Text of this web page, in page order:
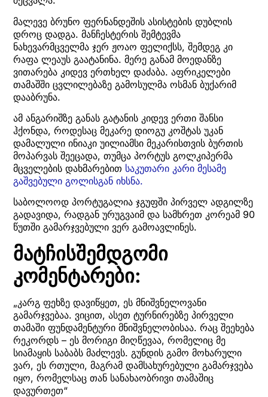
მალევე ბრუნო ფერნანდეშის ასისტების დუბლის
დროც დადგა. მანჩესტერის შემტევმა
ნახევარმცველმა ჯერ ჟოაო ფელიქსს, შემდეგ კი
რაფა ლეაუს გაატანინა. მერე განამ მოედანზე
ვითარება კიდევ ერთხელ დაძაბა. აფრიკელები
თამაშში ცვლილებაზე გამოსულმა ოსმან ბუქარიმ
დააბრუნა.
ამ ანგარიშზე განას გატანის კიდევ ერთი შანსი
ჰქონდა, როდესაც მეკარე დიოგუ კოშტას უკან
დამალული ინიაკი უილიამსი მეკარისთვის ბურთის
მოპარვას შეეცადა, თუმცა პორტუს გოლკიპერმა
მცველების დახმარებით საკუთარი კარი მესამე
გაშვებული გოლისგან იხსნა.
საბოლოოდ პორტუგალია ჯგუფში პირველ ადგილზე
გადავიდა, რადგან ურუგვაიმ და სამხრეთ კორეამ 90
წუთში გამარჯვებული ვერ გამოავლინეს.
მატჩისშემდგომი
კომენტარები:
„კარგ ფეხზე დავიწყეთ, ეს მნიშვნელოვანი
გამარჯვებაა. ვიცით, ასეთ ტურნირებზე პირველი
თამაში ფუნდამენტური მნიშვნელობისაა. რაც შეეხება
რეკორდს – ეს მორიგი მიღწევაა, რომელიც მე
სიამაყის საბაბს მაძლევს. გუნდის გამო მოხარული
ვარ, ეს რთული, მაგრამ დამსახურებული გამარჯვება
იყო, რომელსაც თან სანახაობრივი თამაშიც
დავურთეთ“